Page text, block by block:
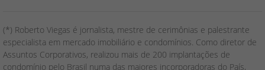
(*) Roberto Viegas é jornalista, mestre de cerimônias e palestrante
especialista em mercado imobiliário e condomínios. Como diretor de
Assuntos Corporativos, realizou mais de 200 implantações de
condomínio pelo Brasil numa das maiores incorporadoras do País,